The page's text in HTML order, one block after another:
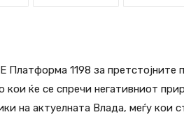
1198 за претстојните
ќе се спречи негативниот
на актуелната Влада, меѓу кои